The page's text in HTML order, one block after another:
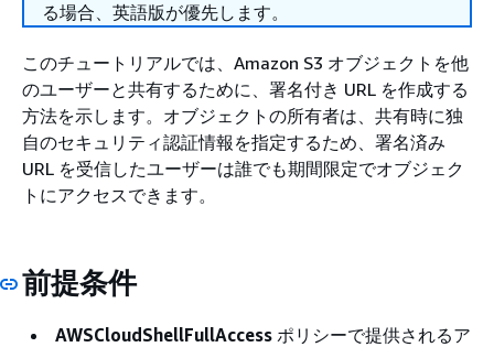
る場合、英語版が優先します。
このチュートリアルでは、Amazon S3 オブジェクトを他
のユーザーと共有するために、署名付き URL を作成する
方法を示します。オブジェクトの所有者は、共有時に独
自のセキュリティ認証情報を指定するため、署名済み
URL を受信したユーザーは誰でも期間限定でオブジェク
トにアクセスできます。
前提条件
AWSCloudShellFullAccess ポリシーで提供されるア